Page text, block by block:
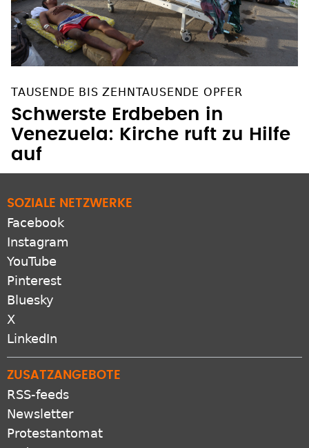
Schwerste Erdbeben in
Venezuela: Kirche ruft zu Hilfe
auf
Facebook
Instagram
YouTube
Pinterest
Bluesky
X
LinkedIn
RSS-feeds
Newsletter
Protestantomat
Podcast